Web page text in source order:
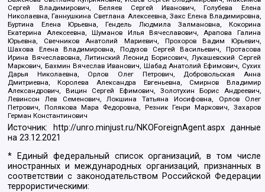
Сергей Владимирович, Беляев Сергей Иванович, Голубева Елена
Николаевна, Ганнушкина Светлана Алексеевна, Закс Елена Владимировна,
Буртина Елена Юрьевна, Гендель Людмила Залмановна, Кокорина
Екатерина Алексеевна, Шуманов Илья Вячеславович, Арапова Галина
Юрьевна, Свечников Анатолий Мариевич, Прохоров Вадим Юрьевич,
Шахова Елена Владимировна, Подузов Сергей Васильевич, Протасова
Ирина Вячеславовна, Литинский Леонид Борисович, Лукашевский Сергей
Маркович, Бахмин Вячеслав Иванович, Шабад Анатолий Ефимович, Сухих
Дарья Николаевна, Орлов Олег Петрович, Добровольская Анна
Дмитриевна, Королева Александра Евгеньевна, Смирнов Владимир
Александрович, Вицин Сергей Ефимович, Золотухин Борис Андреевич,
Левинсон Лев Семенович, Локшина Татьяна Иосифовна, Орлов Олег
Петрович, Полякова Мара Федоровна, Резник Генри Маркович, Захаров
Герман Константинович
Источник: http://unro.minjust.ru/NKOForeignAgent.aspxданные
на23.12.2021
* Единый федеральный список организаций, в том числе
иностранных и международных организаций, признанных в
соответствии с законодательством Российской Федерации
террористическими: